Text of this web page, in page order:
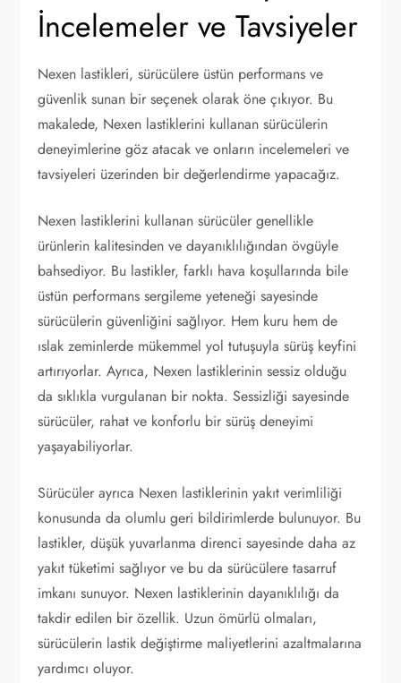
İncelemeler ve Tavsiyeler
Nexen lastikleri, sürücülere üstün performans ve
güvenlik sunan bir seçenek olarak öne çıkıyor. Bu
makalede, Nexen lastiklerini kullanan sürücülerin
deneyimlerine göz atacak ve onların incelemeleri ve
tavsiyeleri üzerinden bir değerlendirme yapacağız.
Nexen lastiklerini kullanan sürücüler genellikle
ürünlerin kalitesinden ve dayanıklılığından övgüyle
bahsediyor. Bu lastikler, farklı hava koşullarında bile
üstün performans sergileme yeteneği sayesinde
sürücülerin güvenliğini sağlıyor. Hem kuru hem de
ıslak zeminlerde mükemmel yol tutuşuyla sürüş keyfini
artırıyorlar. Ayrıca, Nexen lastiklerinin sessiz olduğu
da sıklıkla vurgulanan bir nokta. Sessizliği sayesinde
sürücüler, rahat ve konforlu bir sürüş deneyimi
yaşayabiliyorlar.
Sürücüler ayrıca Nexen lastiklerinin yakıt verimliliği
konusunda da olumlu geri bildirimlerde bulunuyor. Bu
lastikler, düşük yuvarlanma direnci sayesinde daha az
yakıt tüketimi sağlıyor ve bu da sürücülere tasarruf
imkanı sunuyor. Nexen lastiklerinin dayanıklılığı da
takdir edilen bir özellik. Uzun ömürlü olmaları,
sürücülerin lastik değiştirme maliyetlerini azaltmalarına
yardımcı oluyor.